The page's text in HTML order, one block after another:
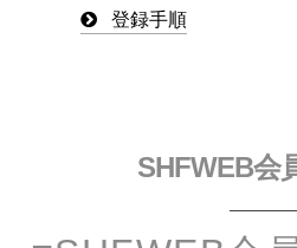
登録手順
SHFWEB会